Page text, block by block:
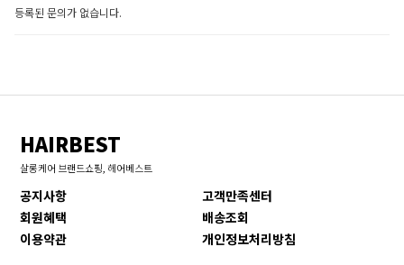
등록된 문의가 없습니다.
HAIRBEST
살롱케어 브랜드쇼핑, 헤어베스트
공지사항
고객만족센터
회원혜택
배송조회
이용약관
개인정보처리방침